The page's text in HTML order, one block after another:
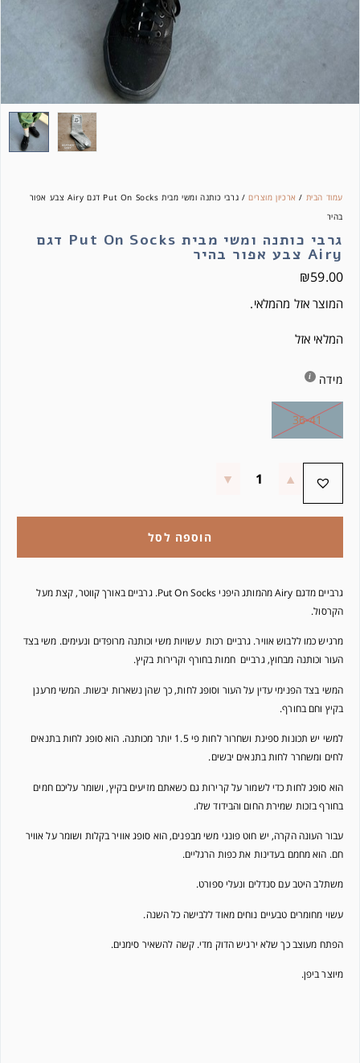
עמוד הבית / ארכיון מוצרים
/ גרבי כותנה ומשי מבית Put On Socks דגם Airy צבע אפור
בהיר
גרבי כותנה ומשי מבית Put On Socks דגם
Airy צבע אפור בהיר
₪59.00
המוצר אזל מהמלאי.
המלאי אזל
מידה
36-41
הוספה לסל
גרביים מדגם Airy מהמותג היפני Put On Socks. גרביים באורך קווטר, קצת מעל
הקרסול.
מרגיש כמו ללבוש אוויר. גרביים רכות עשויות משי וכותנה מרופדים ונעימים. משי בצד
העור וכותנה מבחוץ, גרביים חמות בחורף וקרירות בקיץ.
המשי בצד הפנימי עדין על העור וסופג לחות, כך שהן נשארות יבשות. המשי מרענן
בקיץ וחם בחורף.
למשי יש תכונות ספיגת ושחרור לחות פי 1.5 יותר מכותנה. הוא סופג לחות בתנאים
לחים ומשחרר לחות בתנאים יבשים.
הוא סופג לחות כדי לשמור על קרירות גם כשאתם מזיעים בקיץ, ושומר עליכם חמים
בחורף בזכות שמירת החום והבידוד שלו.
עבור העונה הקרה, יש חוט פונגי משי מבפנים, הוא סופג אוויר בקלות ושומר על אוויר
חם. הוא מחמם בעדינות את כפות הרגליים.
משתלב היטב עם סנדלים ונעלי ספורט.
עשוי מחומרים טבעיים נוחים מאוד ללבישה כל השנה.
הפתח מעוצב כך שלא ירגיש הדוק מדי. קשה להשאיר סימנים.
מיוצר ביפן.